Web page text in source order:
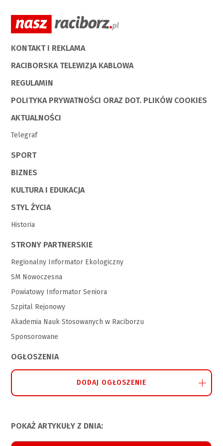
KONTAKT I REKLAMA
RACIBORSKA TELEWIZJA KABLOWA
REGULAMIN
POLITYKA PRYWATNOŚCI ORAZ DOT. PLIKÓW COOKIES
AKTUALNOŚCI
Telegraf
SPORT
BIZNES
KULTURA I EDUKACJA
STYL ŻYCIA
Historia
STRONY PARTNERSKIE
Regionalny Informator Ekologiczny
SM Nowoczesna
Powiatowy Informator Seniora
Szpital Rejonowy
Akademia Nauk Stosowanych w Raciborzu
Sponsorowane
OGŁOSZENIA
DODAJ OGŁOSZENIE
POKAŻ ARTYKUŁY Z DNIA: